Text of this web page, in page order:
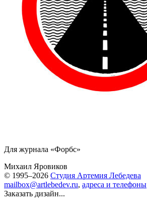
Для журнала «Форбс»
Михаил Яровиков
© 1995–2026 Студия Артемия Лебедева
mailbox@artlebedev.ru, адреса и телефоны
Заказать дизайн...